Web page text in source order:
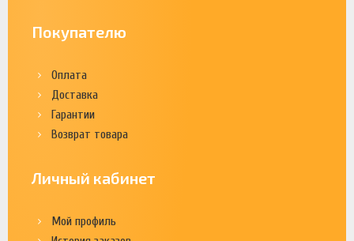
Покупателю
Оплата
Доставка
Гарантии
Возврат товара
Личный кабинет
Мой профиль